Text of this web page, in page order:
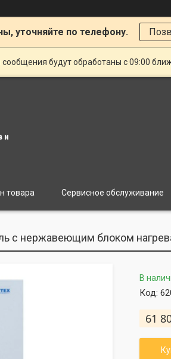
уточняйте по телефону.
будут обработаны с 09:00
и
товара Сервисное обслуживание
с нержавеющим блоком
В
Код:
61